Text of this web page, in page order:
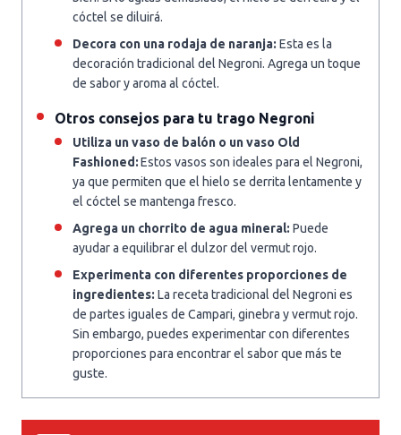
cóctel se diluirá.
Decora con una rodaja de naranja: Esta es la
decoración tradicional del Negroni. Agrega un toque
de sabor y aroma al cóctel.
Otros consejos para tu trago Negroni
Utiliza un vaso de balón o un vaso Old
Fashioned:Estos vasos son ideales para el Negroni,
ya que permiten que el hielo se derrita lentamente y
el cóctel se mantenga fresco.
Agrega un chorrito de agua mineral: Puede
ayudar a equilibrar el dulzor del vermut rojo.
Experimenta con diferentes proporciones de
ingredientes: La receta tradicional del Negroni es
de partes iguales de Campari, ginebra y vermut rojo.
Sin embargo, puedes experimentar con diferentes
proporciones para encontrar el sabor que más te
guste.